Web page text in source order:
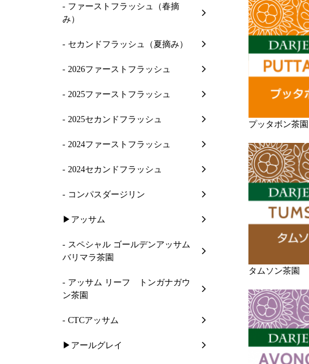
プッタボン茶園
タムソン茶園
- ファーストフラッシュ（春摘
み）
- セカンドフラッシュ（夏摘み）
- 2026ファーストフラッシュ
- 2025ファーストフラッシュ
- 2025セカンドフラッシュ
- 2024ファーストフラッシュ
- 2024セカンドフラッシュ
- コンパスダージリン
▶アッサム
- スペシャル ゴールデンアッサム
バリマラ茶園
- アッサム リーフ トンガナガウ
ン茶園
- CTCアッサム
▶アールグレイ